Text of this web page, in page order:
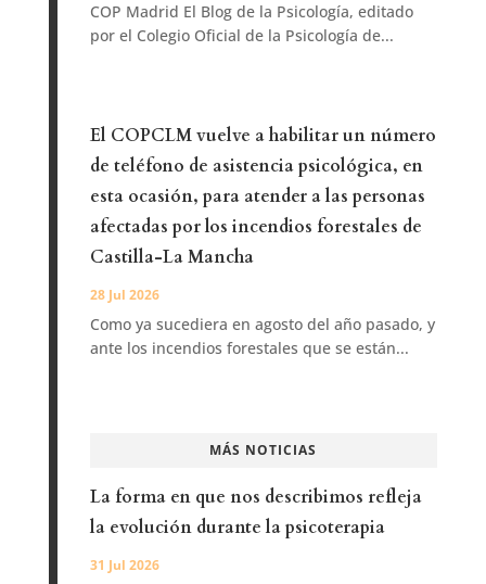
COP Madrid El Blog de la Psicología, editado
por el Colegio Oficial de la Psicología de...
El COPCLM vuelve a habilitar un número
de teléfono de asistencia psicológica, en
esta ocasión, para atender a las personas
afectadas por los incendios forestales de
Castilla-La Mancha
28 Jul 2026
Como ya sucediera en agosto del año pasado, y
ante los incendios forestales que se están...
MÁS NOTICIAS
La forma en que nos describimos refleja
la evolución durante la psicoterapia
31 Jul 2026